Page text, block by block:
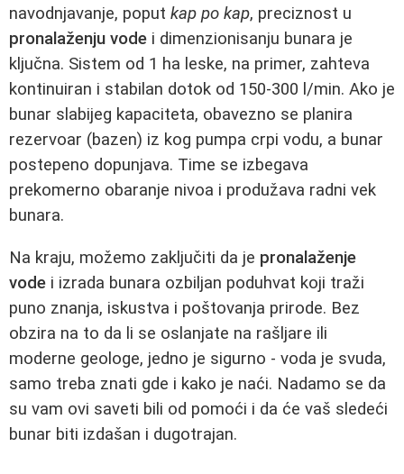
navodnjavanje, poput kap po kap, preciznost u
pronalaženju vode i dimenzionisanju bunara je
ključna. Sistem od 1 ha leske, na primer, zahteva
kontinuiran i stabilan dotok od 150-300 l/min. Ako je
bunar slabijeg kapaciteta, obavezno se planira
rezervoar (bazen) iz kog pumpa crpi vodu, a bunar
postepeno dopunjava. Time se izbegava
prekomerno obaranje nivoa i produžava radni vek
bunara.
Na kraju, možemo zaključiti da je pronalaženje
vode i izrada bunara ozbiljan poduhvat koji traži
puno znanja, iskustva i poštovanja prirode. Bez
obzira na to da li se oslanjate na rašljare ili
moderne geologe, jedno je sigurno - voda je svuda,
samo treba znati gde i kako je naći. Nadamo se da
su vam ovi saveti bili od pomoći i da će vaš sledeći
bunar biti izdašan i dugotrajan.